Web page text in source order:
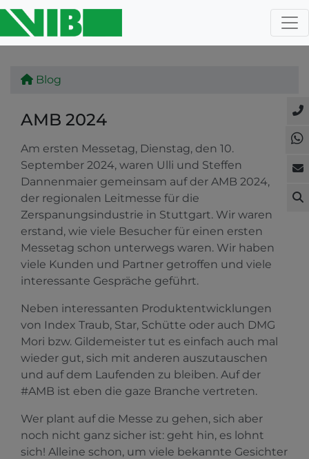
Blog
AMB 2024
Am ersten Messetag, Dienstag, den 10.
September 2024, waren Ulli und Steffen
Dannenmaier gemeinsam auf der AMB 2024,
der regionalen Leitmesse für die
Zerspanungsindustrie in Stuttgart. Wir waren
erstand, wie viele Besucher für einen ersten
Messetag schon unterwegs waren. Wir haben
viele Kunden und Partner getroffen und viele
interessante Gespräche geführt.
Neben interessanten Produktentwicklungen
von Index Traub, Star, Schütte oder auch DMG
Mori bzw. Gildemeister tut es einfach auch mal
wieder gut, sich mit anderen auszutauschen
und auf dem Laufenden zu bleiben. Auf der
#AMB ist eben die gaze Branche vertreten.
Wer plant auf die Messe zu gehen, sich aber
noch nicht ganz sicher ist: geht hin, es lohnt
sich! Alleine schon, um viele bekannte Gesichter